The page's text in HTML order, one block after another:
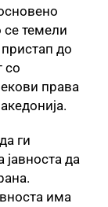
се темели
до
со
права
ги
јавноста да
има